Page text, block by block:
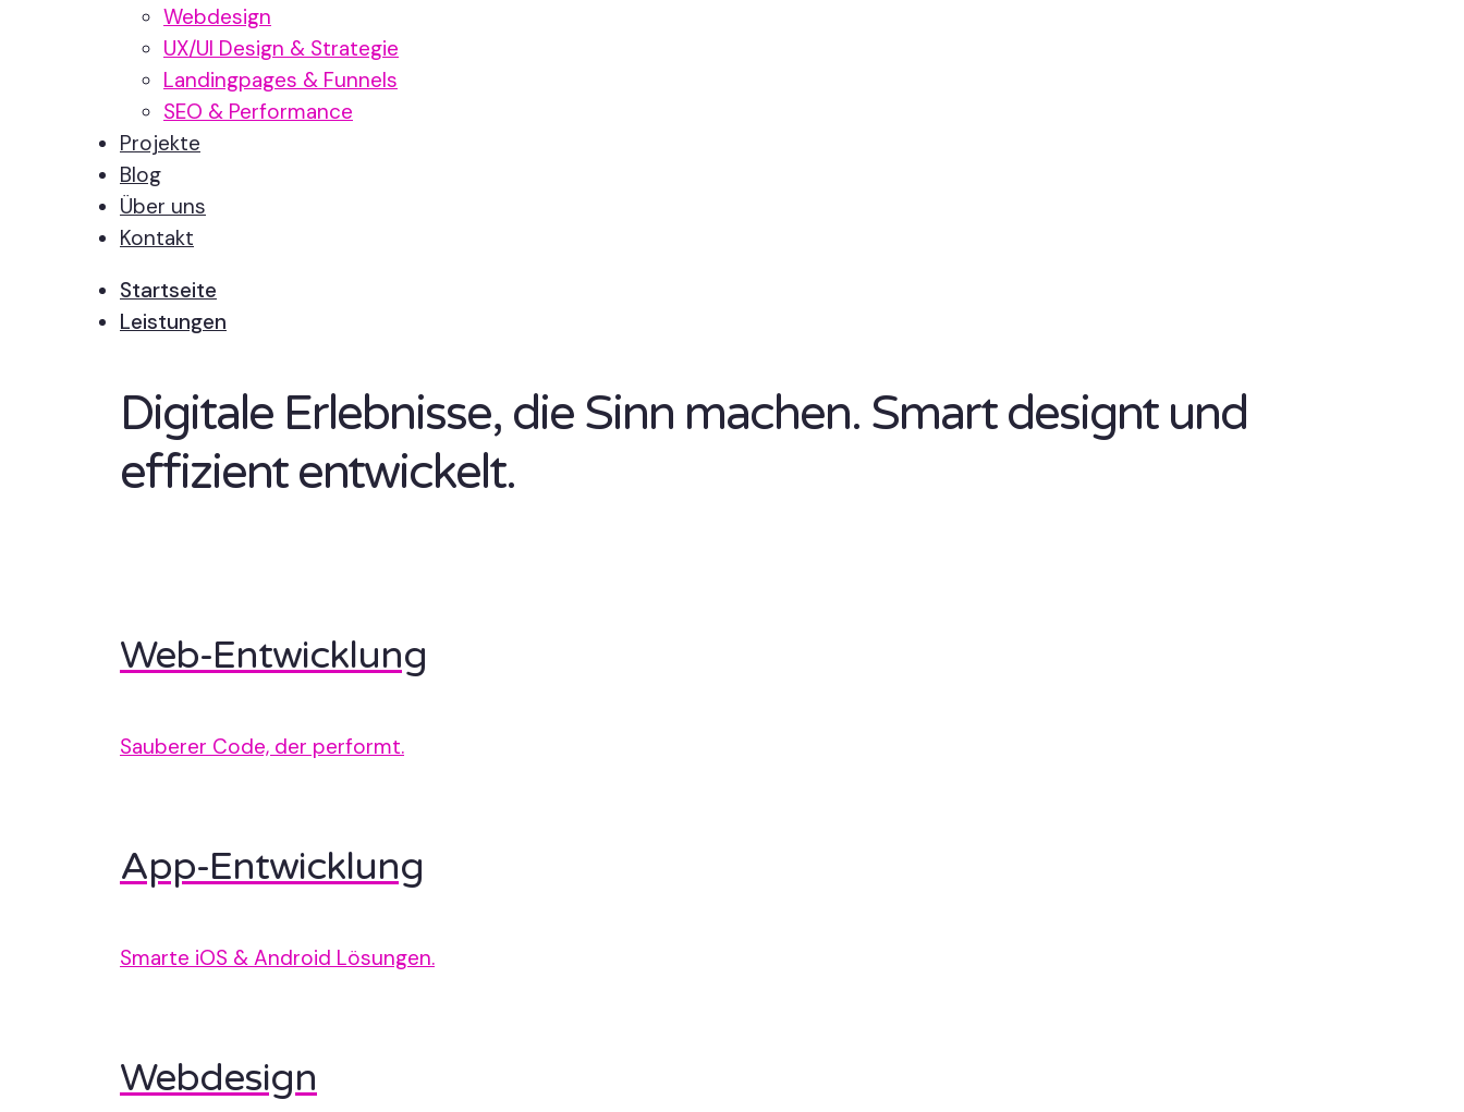
Webdesign
UX/UI Design & Strategie
Landingpages & Funnels
SEO & Performance
Projekte
Blog
Über uns
Kontakt
Startseite
Leistungen
Digitale Erlebnisse, die Sinn machen. Smart designt und
effizient entwickelt.
Web-Entwicklung
Sauberer Code, der performt.
App-Entwicklung
Smarte iOS & Android Lösungen.
Webdesign